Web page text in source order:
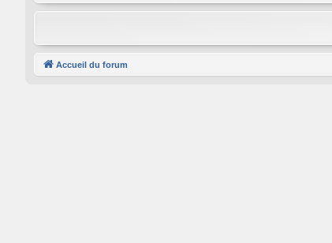
Accueil du forum